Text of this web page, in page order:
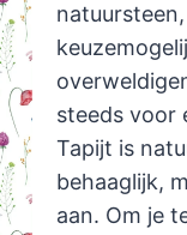
steeds voor
Tapijt is
behaaglijk,
aan. Om je